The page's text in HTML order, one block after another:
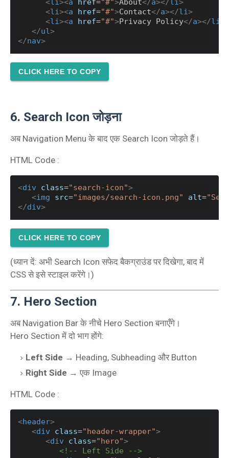
<li><a href="#">About</a></ li>
<li><a href="#">Contact</a></li>
<li><a href="#">Privacy Policy</a></li
</ul>
</nav>
CLICK HERE TO COPY
6. Search Icon जोड़ना
अब Navigation Menu के बाद एक Search Icon जोड़ते हैं।
HTML Code :
<div class="search-icon">
<img src="images/search-icon.png" alt=
</div>
CLICK HERE TO COPY
(ध्यान दें: अभी Search Icon सफेद बैकग्राउंड पर दिखेगा, बाद में
CSS से इसे स्टाइल करेंगे।)
7. Hero Section
अब Navigation Bar के नीचे Hero Section बनाएँगे।
Hero Section में दो भाग होंगे:
Left Side → Heading, Subheading और Button
Right Side → एक Image
HTML Code :
<header>
<div class="header-wrapper">
<div class="hero">
<!-- Left Side -->